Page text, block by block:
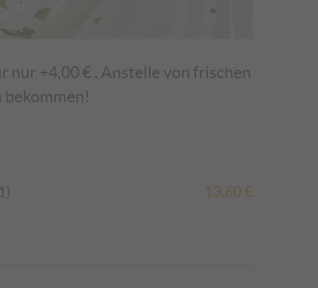
+4,00 € . Anstelle von frischen
13,60 €